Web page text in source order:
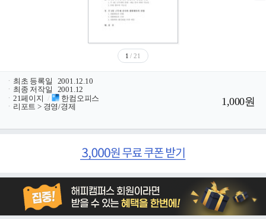
1 / 21
ㆍ 최초 등록일
2001.12.10
ㆍ 최종 저작일
2001.12
ㆍ 21페이지 /
한컴오피스
ㆍ 리포트 > 경영/경제 1,000원